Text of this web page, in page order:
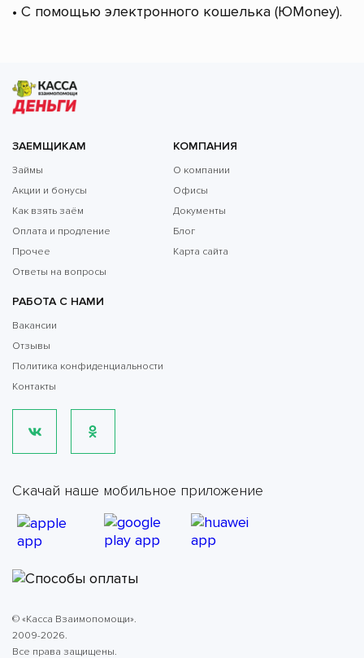
• С помощью электронного кошелька (ЮMoney).
ЗАЕМЩИКАМ
Займы
Акции и бонусы
Как взять заём
Оплата и продление
Прочее
Ответы на вопросы
КОМПАНИЯ
О компании
Офисы
Документы
Блог
Карта сайта
РАБОТА С НАМИ
Вакансии
Отзывы
Политика конфиденциальности
Контакты
Скачай наше мобильное приложение
© «Касса Взаимопомощи».
2009-2026.
Все права защищены.